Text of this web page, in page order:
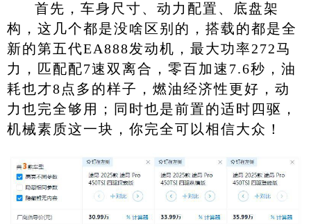
首先，车身尺寸、动力配置、底盘架
构，这几个都是没啥区别的，搭载的都是全
新的第五代EA888发动机，最大功率272马
力，匹配配7速双离合，零百加速7.6秒，油
耗也才8点多的样子，燃油经济性更好，动
力也完全够用；同时也是前置的适时四驱，
机械素质这一块，你完全可以相信大众！